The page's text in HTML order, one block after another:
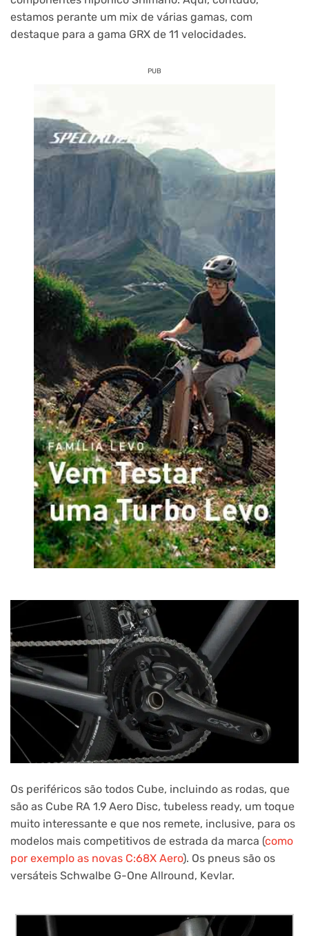
estamos perante um mix de várias gamas, com
destaque para a gama GRX de 11 velocidades.
PUB
Os periféricos são todos Cube, incluindo as rodas, que
são as Cube RA 1.9 Aero Disc, tubeless ready, um toque
muito interessante e que nos remete, inclusive, para os
modelos mais competitivos de estrada da marca (como
por exemplo as novas C:68X Aero). Os pneus são os
versáteis Schwalbe G-One Allround, Kevlar.